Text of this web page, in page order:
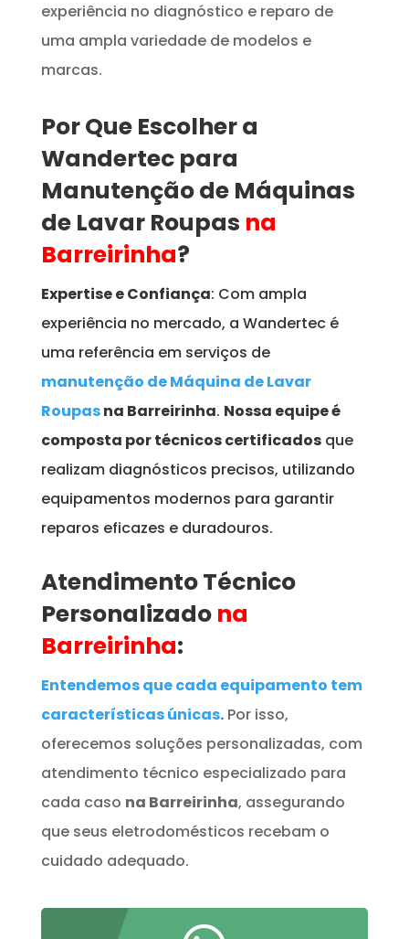
experiência no diagnóstico e reparo de
uma ampla variedade de modelos e
marcas.
Por Que Escolher a
Wandertec para
Manutenção de Máquinas
de Lavar Roupas na
Barreirinha?
Expertise e Confiança: Com ampla
experiência no mercado, a Wandertec é
uma referência em serviços de
manutenção de Máquina de Lavar
Roupasna Barreirinha. Nossa equipe é
composta por técnicos certificadosque
realizam diagnósticos precisos, utilizando
equipamentos modernos para garantir
reparos eficazes e duradouros.
Atendimento Técnico
Personalizado na
Barreirinha:
Entendemos que cada equipamento tem
características únicas.Por isso,
oferecemos soluções personalizadas, com
atendimento técnico especializado para
cada caso na Barreirinha, assegurando
que seus eletrodomésticos recebam o
cuidado adequado.